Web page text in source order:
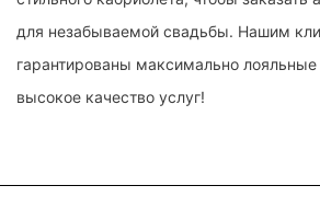
для незабываемой свадьбы. Нашим
гарантированы максимально
высокое качество услуг!